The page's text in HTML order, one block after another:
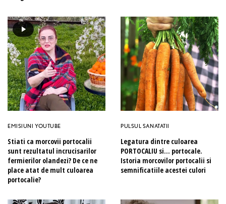
EMISIUNI YOUTUBE
Stiati ca morcovii portocalii
sunt rezultatul incrucisarilor
fermierilor olandezi? De ce ne
place atat de mult culoarea
portocalie?
PULSUL SANATATII
Legatura dintre culoarea
PORTOCALIU si… portocale.
Istoria morcovilor portocalii si
semnificatiile acestei culori